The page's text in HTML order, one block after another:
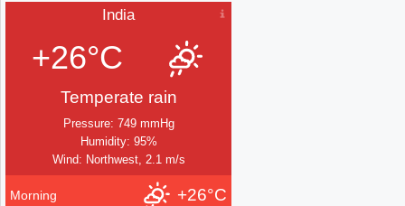
India
+26°C
Temperate rain
Pressure: 749 mmHg
Humidity: 95%
Wind: Northwest, 2.1 m/s
Morning +26°C